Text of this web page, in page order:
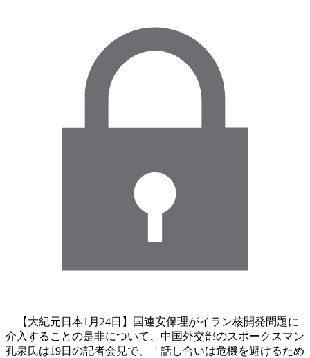
【大紀元日本1月24日】国連安保理がイラン核開発問題に
介入することの是非について、中国外交部のスポークスマン
孔泉氏は19日の記者会見で、「話し合いは危機を避けるため